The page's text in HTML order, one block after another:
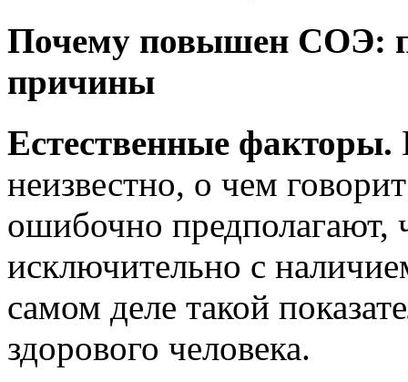
Почему повышен СОЭ:
причины
Естественные факторы.
неизвестно, о чем
ошибочно предполагают,
исключительно с
самом деле такой
здорового человека.